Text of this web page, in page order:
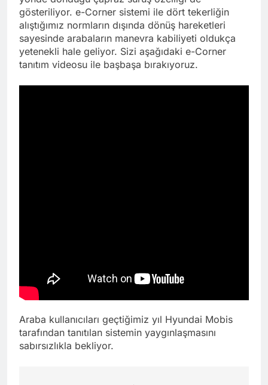
gösteriliyor. e-Corner sistemi ile dört tekerliğin
alıştığımız normların dışında dönüş hareketleri
sayesinde arabaların manevra kabiliyeti oldukça
yetenekli hale geliyor. Sizi aşağıdaki e-Corner
tanıtım videosu ile başbaşa bırakıyoruz.
Araba kullanıcıları geçtiğimiz yıl Hyundai Mobis
tarafından tanıtılan sistemin yaygınlaşmasını
sabırsızlıkla bekliyor.